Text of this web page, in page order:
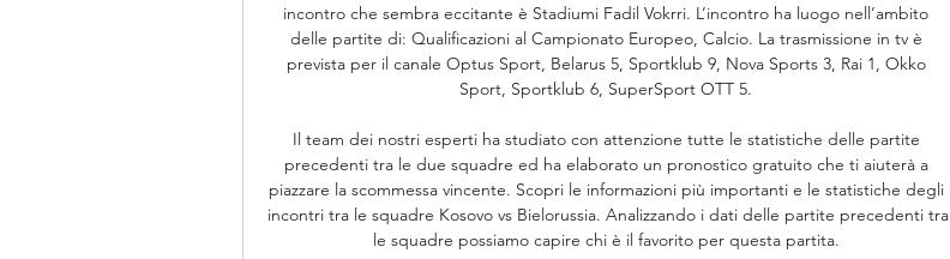
incontro che sembra eccitante è Stadiumi Fadil Vokrri. L’incontro ha luogo nell’ambito
delle partite di: Qualificazioni al Campionato Europeo, Calcio. La trasmissione in tv è
prevista per il canale Optus Sport, Belarus 5, Sportklub 9, Nova Sports 3, Rai 1, Okko
Sport, Sportklub 6, SuperSport OTT 5.
Il team dei nostri esperti ha studiato con attenzione tutte le statistiche delle partite
precedenti tra le due squadre ed ha elaborato un pronostico gratuito che ti aiuterà a
piazzare la scommessa vincente. Scopri le informazioni più importanti e le statistiche degli
incontri tra le squadre Kosovo vs Bielorussia. Analizzando i dati delle partite precedenti tra
le squadre possiamo capire chi è il favorito per questa partita.